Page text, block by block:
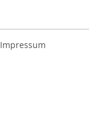
Impressum